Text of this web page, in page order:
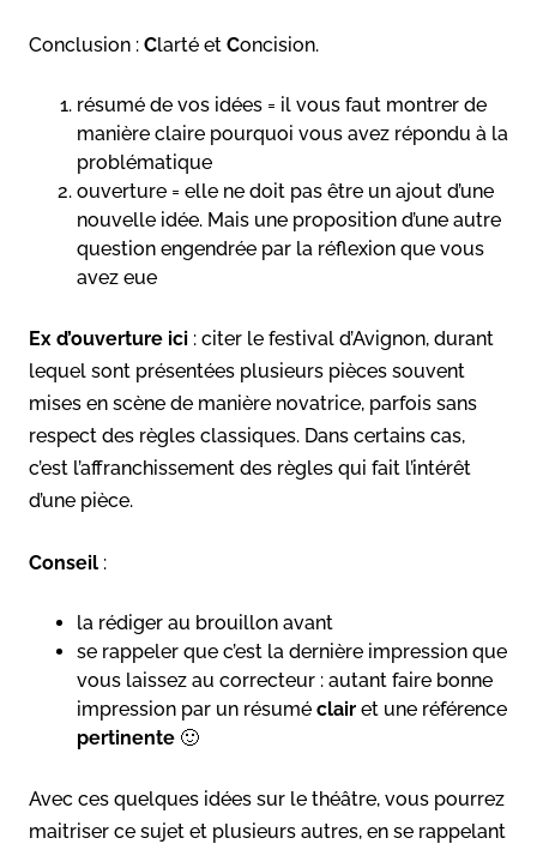
Conclusion : Clarté et Concision.
résumé de vos idées = il vous faut montrer de
manière claire pourquoi vous avez répondu à la
problématique
ouverture = elle ne doit pas être un ajout d’une
nouvelle idée. Mais une proposition d’une autre
question engendrée par la réflexion que vous
avez eue
Ex d’ouverture ici : citer le festival d’Avignon, durant
lequel sont présentées plusieurs pièces souvent
mises en scène de manière novatrice, parfois sans
respect des règles classiques. Dans certains cas,
c’est l’affranchissement des règles qui fait l’intérêt
d’une pièce.
Conseil :
la rédiger au brouillon avant
se rappeler que c’est la dernière impression que
vous laissez au correcteur : autant faire bonne
impression par un résumé clair et une référence
pertinente 🙂
Avec ces quelques idées sur le théâtre, vous pourrez
maitriser ce sujet et plusieurs autres, en se rappelant